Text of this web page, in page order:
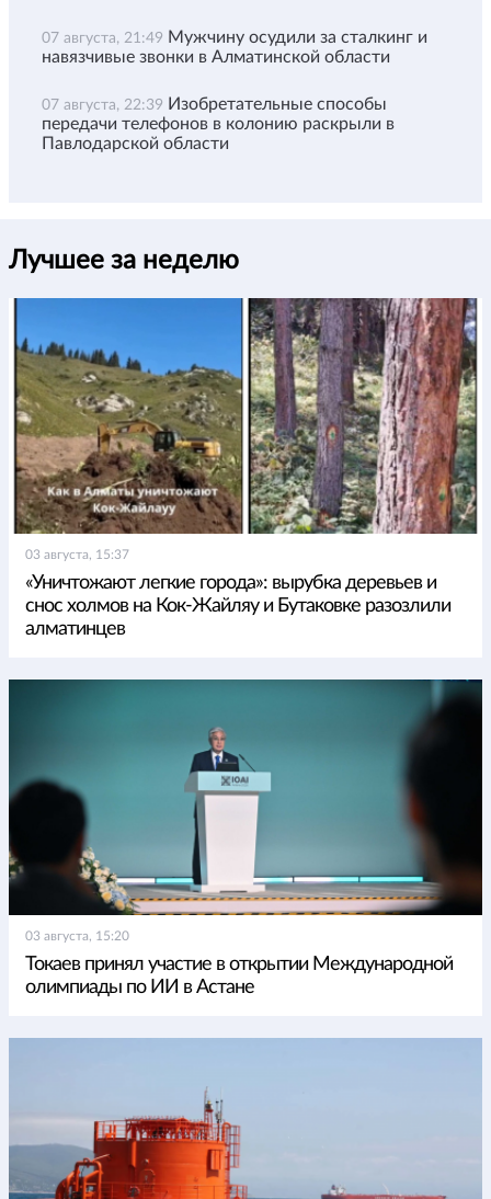
07 августа, 21:49 Мужчину осудили за сталкинг и
навязчивые звонки в Алматинской области
07 августа, 22:39 Изобретательные способы
передачи телефонов в колонию раскрыли в
Павлодарской области
Лучшее за неделю
03 августа, 15:37
«Уничтожают легкие города»: вырубка деревьев и
снос холмов на Кок-Жайляу и Бутаковке разозлили
алматинцев
03 августа, 15:20
Токаев принял участие в открытии Международной
олимпиады по ИИ в Астане